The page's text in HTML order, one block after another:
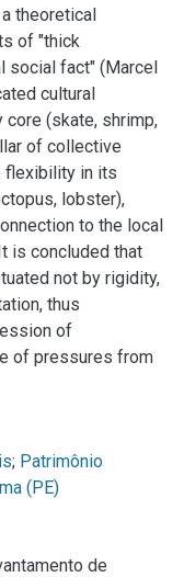
theoretical
of "thick
social fact" (Marcel
cultural
(skate, shrimp,
of collective
flexibility in its
lobster),
to the local
is concluded that
not by rigidity,
thus
of
of pressures from
; Patrimônio
(PE)
de